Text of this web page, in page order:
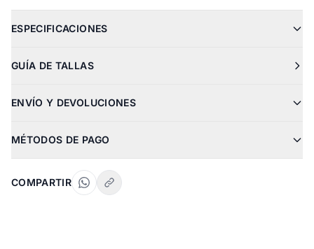
ESPECIFICACIONES
GUÍA DE TALLAS
ENVÍO Y DEVOLUCIONES
MÉTODOS DE PAGO
COMPARTIR